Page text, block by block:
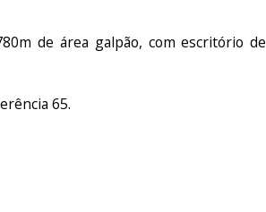
de área galpão, com escritório de
65.